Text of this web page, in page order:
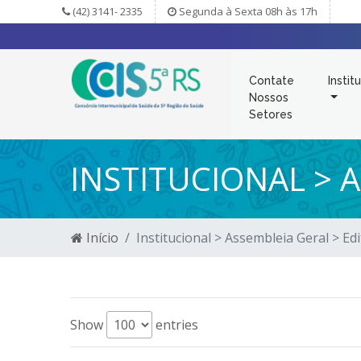
(42) 3141- 2335 Segunda à Sexta 08h às 17h
Contate
Nossos
Setores
INSTITUCIONAL >
Início Institucional > Assembleia Geral >
Show entries